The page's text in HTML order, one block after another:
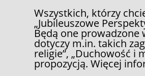
Wszystkich, którzy
„Jubileuszowe
Będą one prowadzone
dotyczy m.in. takich
religie”, „Duchowość i
propozycją. Więcej